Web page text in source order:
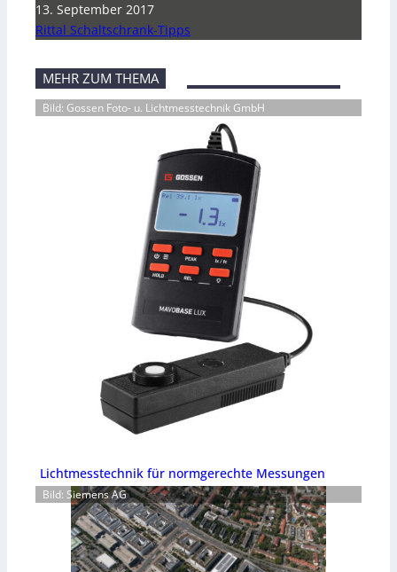
13. September 2017
Rittal Schaltschrank-Tipps
MEHR ZUM THEMA
Bild: Gossen Foto- u. Lichtmesstechnik GmbH
Lichtmesstechnik für normgerechte Messungen
Bild: Siemens AG